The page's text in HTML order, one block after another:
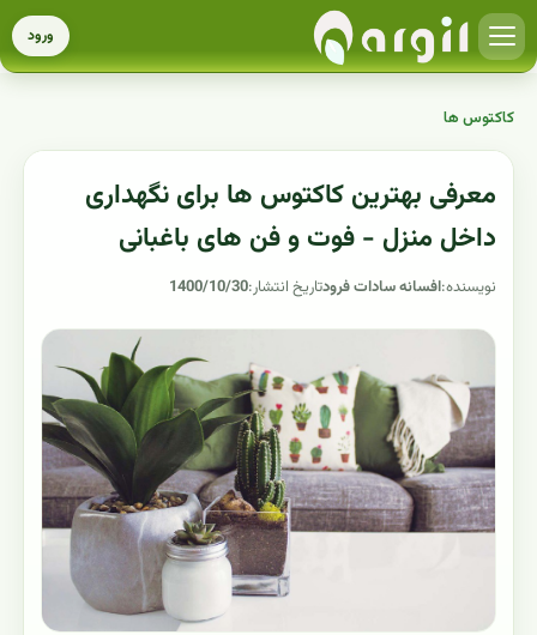
ورود
کاکتوس ها
معرفی بهترین کاکتوس ها برای نگهداری
داخل منزل - فوت و فن های باغبانی
نویسنده:افسانه سادات فرودتاریخ انتشار:1400/10/30